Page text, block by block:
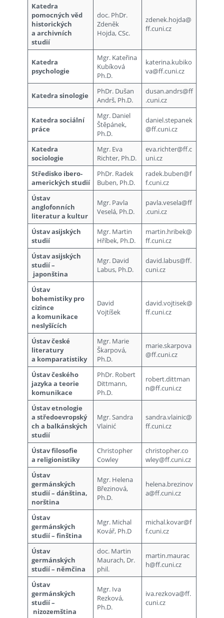
Katedra
pomocných věd
historických
a archivních
studií
doc. PhDr.
Zdeněk
Hojda, CSc.
zdenek.hojda@
ff.cuni.cz
Katedra
psychologie
Mgr. Kateřina
Kubíková
Ph.D.
katerina.kubiko
va@ff.cuni.cz
Katedra sinologie
PhDr. Dušan
Andrš, Ph.D.
dusan.andrs@ff
.cuni.cz
Katedra sociální
práce
Mgr. Daniel
Štěpánek,
Ph.D.
daniel.stepanek
@ff.cuni.cz
Katedra
sociologie
Mgr. Eva
Richter, Ph.D.
eva.richter@ff.c
uni.cz
Středisko ibero-
amerických studií
PhDr. Radek
Buben, Ph.D.
radek.buben@f
f.cuni.cz
Ústav
anglofonních
literatur a kultur
Mgr. Pavla
Veselá, Ph.D.
pavla.vesela@ff
.cuni.cz
Ústav asijských
studií
Mgr. Martin
Hříbek, Ph.D.
martin.hribek@
ff.cuni.cz
Ústav asijských
studií –
japonština
Mgr. David
Labus, Ph.D.
david.labus@ff.
cuni.cz
Ústav
bohemistiky pro
cizince
a komunikace
neslyšících
David
Vojtíšek
david.vojtisek@
ff.cuni.cz
Ústav české
literatury
a komparatistiky
Mgr. Marie
Škarpová,
Ph.D.
marie.skarpova
@ff.cuni.cz
Ústav českého
jazyka a teorie
komunikace
PhDr. Robert
Dittmann,
Ph.D.
robert.dittman
n@ff.cuni.cz
Ústav etnologie
a středoevropský
ch a balkánských
studií
Mgr. Sandra
Vlainić
sandra.vlainic@
ff.cuni.cz
Ústav filosofie
a religionistiky
Christopher
Cowley
christopher.co
wley@ff.cuni.cz
Ústav
germánských
studií – dánština,
norština
Mgr. Helena
Březinová,
Ph.D.
helena.brezinov
a@ff.cuni.cz
Ústav
germánských
studií – finština
Mgr. Michal
Kovář, Ph.D
michal.kovar@f
f.cuni.cz
Ústav
germánských
studií – němčina
doc. Martin
Maurach, Dr.
phil.
martin.maurac
h@ff.cuni.cz
Ústav
germánských
studií –
nizozemština
Mgr. Iva
Rezková,
Ph.D.
iva.rezkova@ff.
cuni.cz